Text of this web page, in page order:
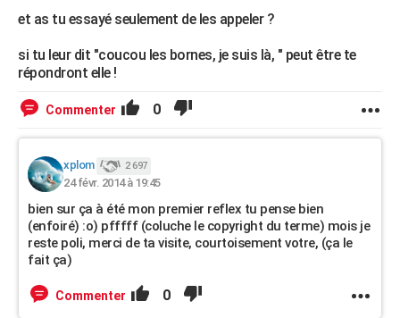
et as tu essayé seulement de les appeler ?
si tu leur dit "coucou les bornes, je suis là, " peut être te
répondront elle !
Commenter 0
xplom 2 697
24 févr. 2014 à 19:45
bien sur ça à été mon premier reflex tu pense bien
(enfoiré) :o) pfffff (coluche le copyright du terme) mois je
reste poli, merci de ta visite, courtoisement votre, (ça le
fait ça)
Commenter 0